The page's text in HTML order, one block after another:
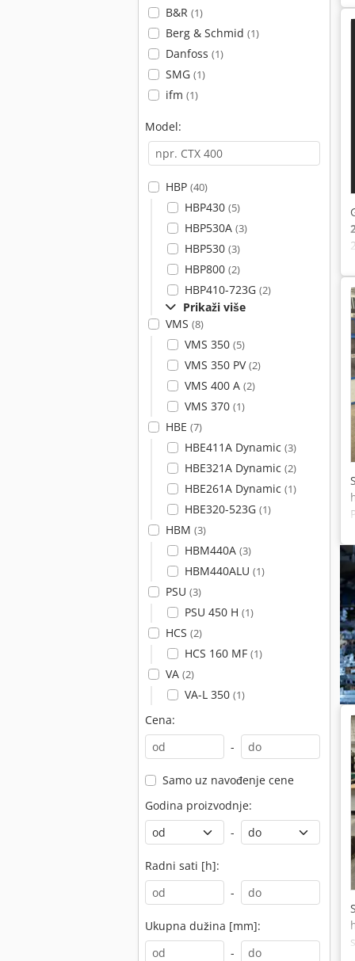
B&R (1)
Berg & Schmid (1)
Danfoss (1)
SMG (1)
ifm (1)
Model:
HBP (40)
HBP430 (5)
HBP530A (3)
HBP530 (3)
HBP800 (2)
HBP410-723G (2)
Prikaži više
VMS (8)
VMS 350 (5)
VMS 350 PV(2)
VMS 400 A (2)
VMS 370 (1)
HBE (7)
HBE411A Dynamic (3)
HBE321A Dynamic (2)
HBE261A Dynamic (1)
HBE320-523G (1)
HBM (3)
HBM440A (3)
HBM440ALU (1)
PSU (3)
PSU 450 H (1)
HCS (2)
HCS 160 MF (1)
VA (2)
VA-L 350 (1)
Cena:
-
Samo uz navođenje cene
Godina proizvodnje:
-
Radni sati [h]:
-
Ukupna dužina [mm]:
-